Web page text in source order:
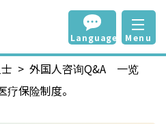
Language Menu
外国人咨询Q&A 一览
保险制度。